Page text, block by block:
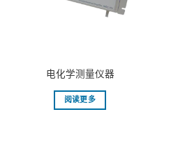
电化学测量仪器
阅读更多